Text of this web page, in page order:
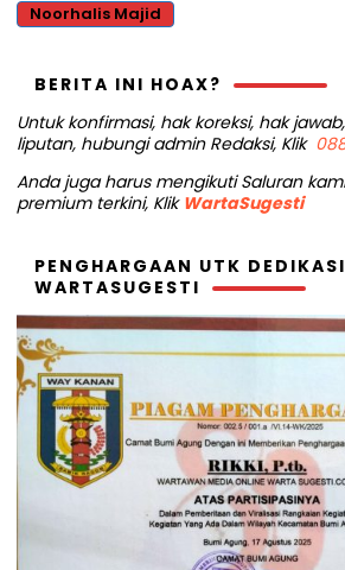
Noorhalis Majid
BERITA INI HOAX?
Untuk konfirmasi, hak koreksi, hak
liputan, hubungi admin Redaksi, Klik
Anda juga harus mengikuti Saluran
premium terkini, Klik WartaSugesti
PENGHARGAAN UTK
WARTASUGESTI